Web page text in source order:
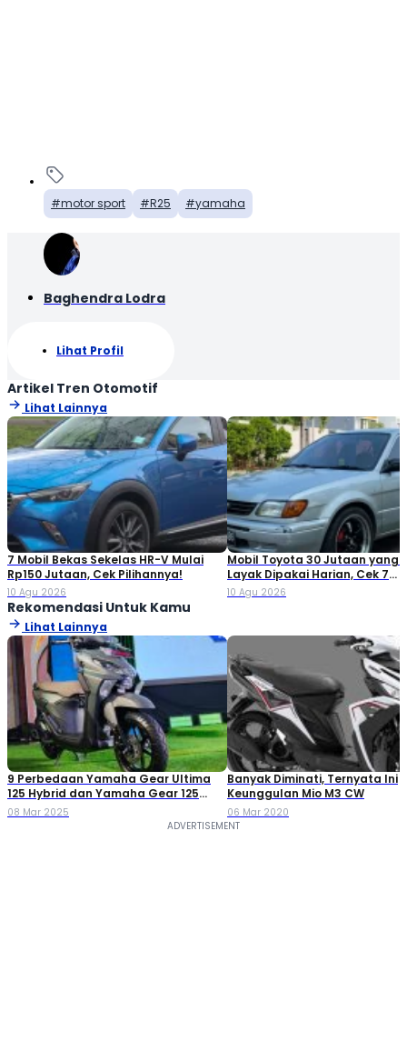
motor sport R25 yamaha
Baghendra Lodra
Lihat Profil
Artikel Tren Otomotif
Lihat Lainnya
7 Mobil Bekas Sekelas HR-V Mulai
Rp150 Jutaan, Cek Pilihannya!
10 Agu 2026
Mobil Toyota 30 Jutaan yang
Layak Dipakai Harian, Cek 7
Pilihannya!
10 Agu 2026
Rekomendasi Untuk Kamu
Lihat Lainnya
9 Perbedaan Yamaha Gear Ultima
125 Hybrid dan Yamaha Gear 125
Biasa
08 Mar 2025
Banyak Diminati, Ternyata Ini
Keunggulan Mio M3 CW
06 Mar 2020